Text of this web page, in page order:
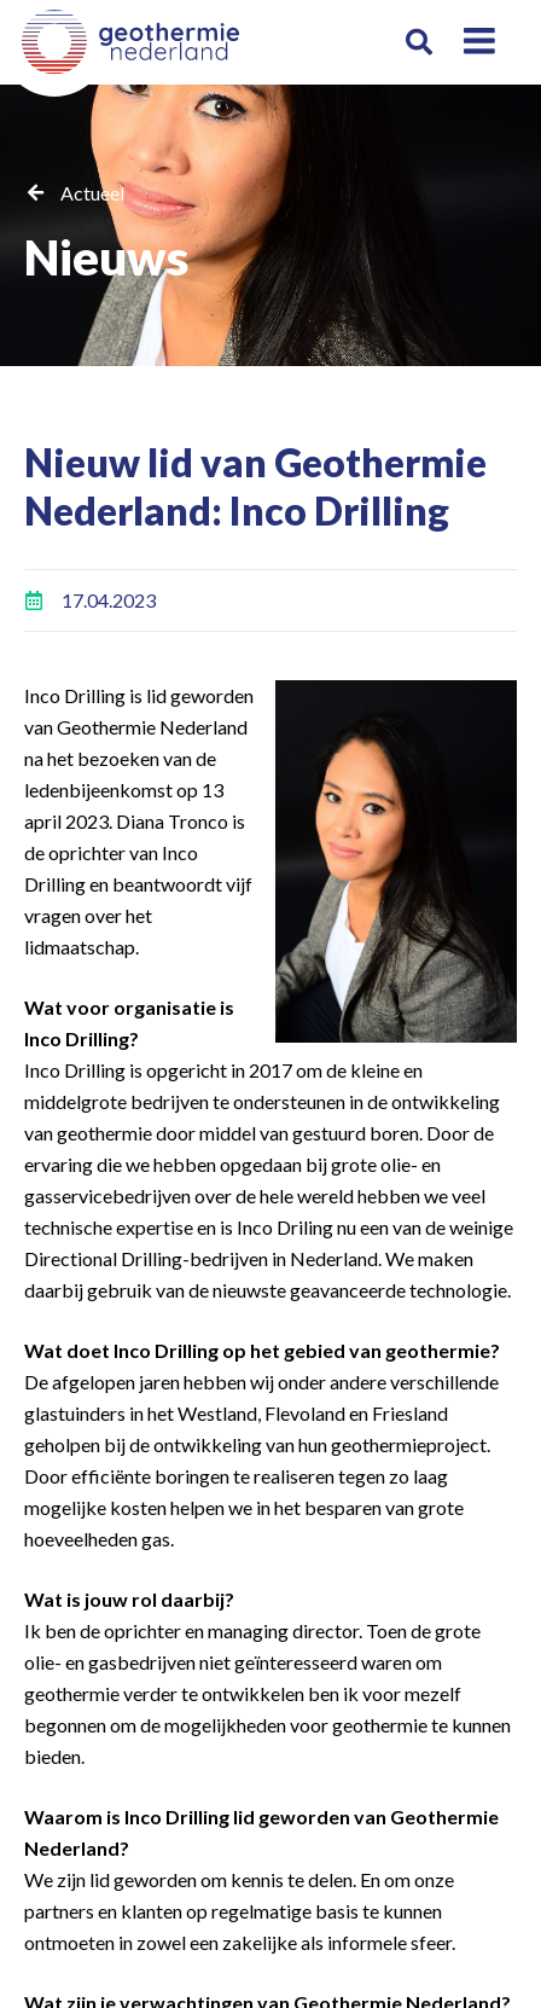
Actueel
Nieuws
Nieuw lid van Geothermie
Nederland: Inco Drilling
17.04.2023
Inco Drilling is lid geworden
van Geothermie Nederland
na het bezoeken van de
ledenbijeenkomst op 13
april 2023. Diana Tronco is
de oprichter van Inco
Drilling en beantwoordt vijf
vragen over het
lidmaatschap.
Wat voor organisatie is
Inco Drilling?
Inco Drilling is opgericht in 2017 om de kleine en
middelgrote bedrijven te ondersteunen in de ontwikkeling
van geothermie door middel van gestuurd boren. Door de
ervaring die we hebben opgedaan bij grote olie- en
gasservicebedrijven over de hele wereld hebben we veel
technische expertise en is Inco Driling nu een van de weinige
Directional Drilling-bedrijven in Nederland. We maken
daarbij gebruik van de nieuwste geavanceerde technologie.
Wat doet Inco Drilling op het gebied van geothermie?
De afgelopen jaren hebben wij onder andere verschillende
glastuinders in het Westland, Flevoland en Friesland
geholpen bij de ontwikkeling van hun geothermieproject.
Door efficiënte boringen te realiseren tegen zo laag
mogelijke kosten helpen we in het besparen van grote
hoeveelheden gas.
Wat is jouw rol daarbij?
Ik ben de oprichter en managing director. Toen de grote
olie- en gasbedrijven niet geïnteresseerd waren om
geothermie verder te ontwikkelen ben ik voor mezelf
begonnen om de mogelijkheden voor geothermie te kunnen
bieden.
Waarom is Inco Drilling lid geworden van Geothermie
Nederland?
We zijn lid geworden om kennis te delen. En om onze
partners en klanten op regelmatige basis te kunnen
ontmoeten in zowel een zakelijke als informele sfeer.
Wat zijn je verwachtingen van Geothermie Nederland?